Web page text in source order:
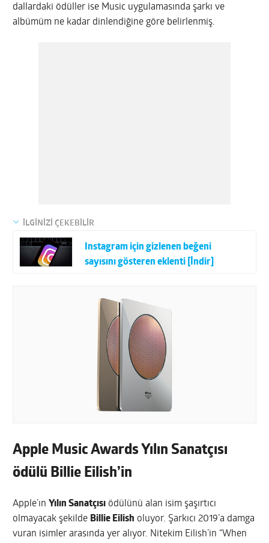
dallardaki ödüller ise Music uygulamasında şarkı ve
albümüm ne kadar dinlendiğine göre belirlenmiş.
İLGİNİZİ ÇEKEBİLİR
Instagram için gizlenen beğeni
sayısını gösteren eklenti [İndir]
Apple Music Awards Yılın Sanatçısı
ödülü Billie Eilish’in
Apple’ın Yılın Sanatçısı ödülünü alan isim şaşırtıcı
olmayacak şekilde Billie Eilish oluyor. Şarkıcı 2019’a damga
vuran isimler arasında yer alıyor. Nitekim Eilish’in “When